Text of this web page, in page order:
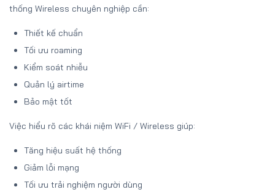
thống Wireless chuyên nghiệp cần:
Thiết kế chuẩn
Tối ưu roaming
Kiểm soát nhiễu
Quản lý airtime
Bảo mật tốt
Việc hiểu rõ các khái niệm WiFi / Wireless giúp:
Tăng hiệu suất hệ thống
Giảm lỗi mạng
Tối ưu trải nghiệm người dùng